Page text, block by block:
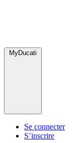
MyDucati
Se connecter
S’inscrire